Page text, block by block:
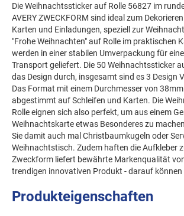
Die Weihnachtssticker auf Rolle 56827 im
AVERY ZWECKFORM sind ideal zum
Karten und Einladungen, speziell zur
"Frohe Weihnachten" auf Rolle im praktischen
werden in einer stabilen Umverpackung für
Transport geliefert. Die 50 Weihnachtssticker
das Design durch, insgesamt sind es 3 Design
Das Format mit einem Durchmesser von
abgestimmt auf Schleifen und Karten. Die
Rolle eignen sich also perfekt, um aus einem
Weihnachtskarte etwas Besonderes zu
Sie damit auch mal Christbaumkugeln oder
Weihnachtstisch. Zudem haften die Aufkleber
Zweckform liefert bewährte Markenqualität
trendigen innovativen Produkt - darauf können
Produkteigenschaften